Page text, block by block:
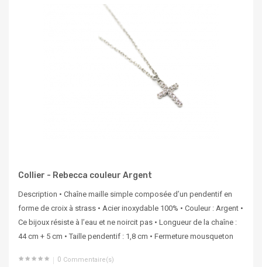
Collier - Rebecca couleur Argent
Description • Chaîne maille simple composée d’un pendentif en
forme de croix à strass • Acier inoxydable 100% • Couleur : Argent •
Ce bijoux résiste à l’eau et ne noircit pas • Longueur de la chaîne :
44 cm + 5 cm • Taille pendentif : 1,8 cm • Fermeture mousqueton
0 Commentaire(s)